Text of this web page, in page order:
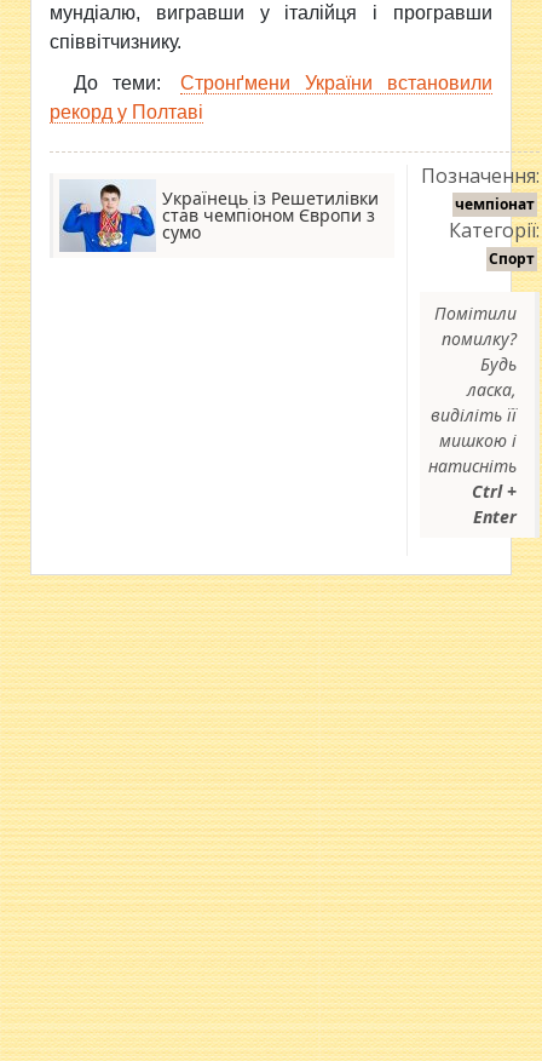
мундіалю, вигравши у італійця і програвши
співвітчизнику.
До теми:
Стронґмени України встановили
рекорд у Полтаві
Українець із Решетилівки
став чемпіоном Європи з
сумо
Позначення:
чемпіонат
Категорії:
Спорт
Помітили
помилку?
Будь
ласка,
виділіть її
мишкою і
натисніть
Ctrl +
Enter